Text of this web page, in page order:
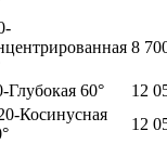
8
Глубокая 60°
12
Косинусная
12